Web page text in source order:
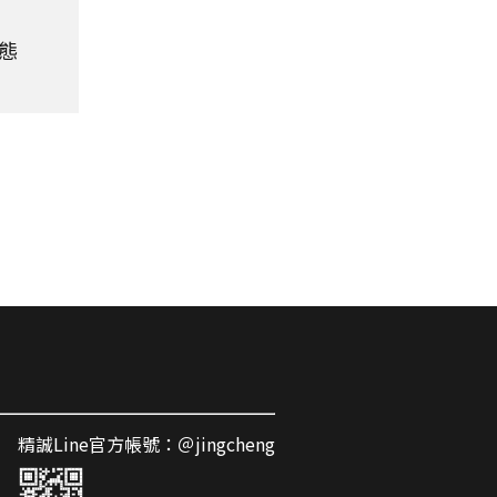
精誠Line官方帳號：＠jingcheng